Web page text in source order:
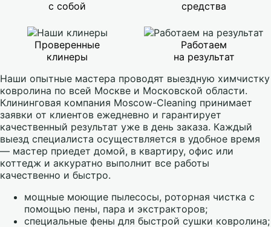
с собой
средства
Проверенные
клинеры
Работаем
на результат
Наши опытные мастера проводят выездную химчистку
ковролина по всей Москве и Московской области.
Клининговая компания Moscow-Cleaning принимает
заявки от клиентов ежедневно и гарантирует
качественный результат уже в день заказа. Каждый
выезд специалиста осуществляется в удобное время
— мастер приедет домой, в квартиру, офис или
коттедж и аккуратно выполнит все работы
качественно и быстро.
мощные моющие пылесосы, роторная чистка с
помощью пены, пара и экстракторов;
специальные фены для быстрой сушки ковролина;